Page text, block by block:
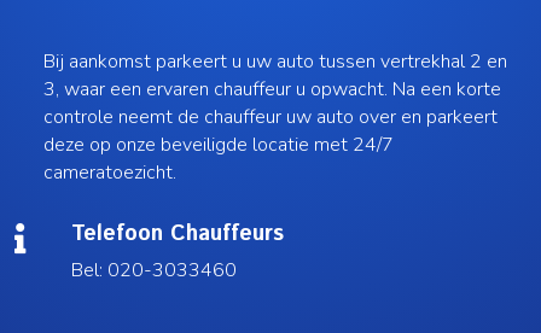
Bij aankomst parkeert u uw auto tussen vertrekhal 2 en
3, waar een ervaren chauffeur u opwacht. Na een korte
controle neemt de chauffeur uw auto over en parkeert
deze op onze beveiligde locatie met 24/7
cameratoezicht.
 Telefoon Chauffeurs
Bel: 020-3033460